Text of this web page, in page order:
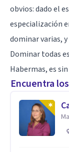
obvios: dado el
especialización
dominar varias,
Dominar todas
Habermas, es
Encuentra